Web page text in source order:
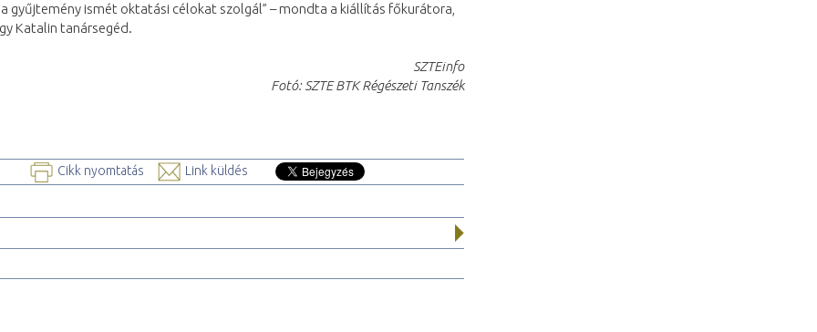
gyűjtemény ismét oktatási célokat szolgál” – mondta a kiállítás főkurátora,
Katalin tanársegéd.
SZTEinfo
Fotó: SZTE BTK Régészeti Tanszék
Cikk nyomtatás Link küldés